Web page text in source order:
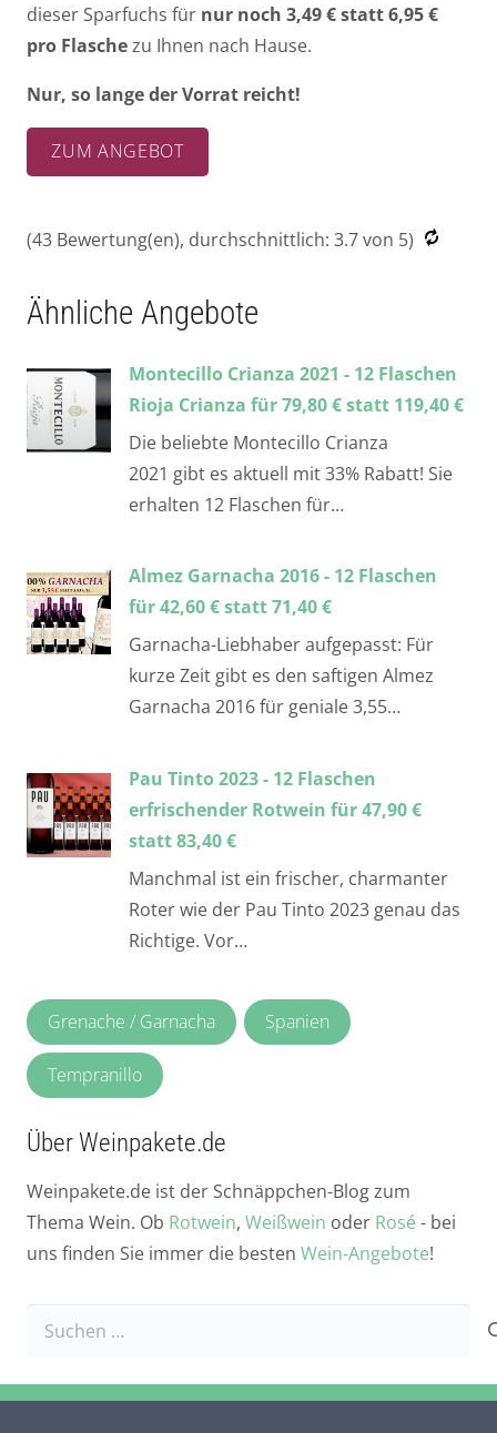
dieser Sparfuchs für nur noch 3,49 € statt 6,95 €
pro Flaschezu Ihnen nach Hause.
Nur, so lange der Vorrat reicht!
ZUM ANGEBOT
(43 Bewertung(en), durchschnittlich: 3.7von 5)
Ähnliche Angebote
Montecillo Crianza 2021 - 12 Flaschen
Rioja Crianza für 79,80 € statt 119,40 €
Die beliebte Montecillo Crianza
2021 gibt es aktuell mit 33% Rabatt! Sie
erhalten 12 Flaschen für…
Almez Garnacha 2016 - 12 Flaschen
für 42,60 € statt 71,40 €
Garnacha-Liebhaber aufgepasst: Für
kurze Zeit gibt es den saftigen Almez
Garnacha 2016 für geniale 3,55…
Pau Tinto 2023 - 12 Flaschen
erfrischender Rotwein für 47,90 €
statt 83,40 €
Manchmal ist ein frischer, charmanter
Roter wie der Pau Tinto 2023 genau das
Richtige. Vor…
Grenache / Garnacha Spanien
Tempranillo
Über Weinpakete.de
Weinpakete.de ist der Schnäppchen-Blog zum
Thema Wein. Ob Rotwein, Weißwein oder Rosé - bei
uns finden Sie immer die besten Wein-Angebote!
Suchen